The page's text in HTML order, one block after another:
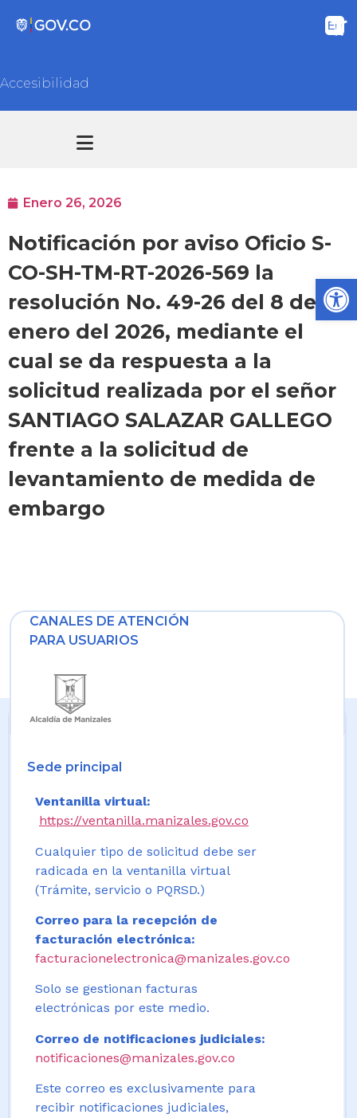
Accesibilidad
Enero 26, 2026
Notificación por aviso Oficio S-
CO-SH-TM-RT-2026-569 la
resolución No. 49-26 del 8 de
enero del 2026, mediante el
cual se da respuesta a la
solicitud realizada por el señor
SANTIAGO SALAZAR GALLEGO
frente a la solicitud de
levantamiento de medida de
embargo
CANALES DE ATENCIÓN
PARA USUARIOS
Sede principal
Ventanilla virtual:
https://ventanilla.manizales.gov.co
Cualquier tipo de solicitud debe ser
radicada en la ventanilla virtual
(Trámite, servicio o PQRSD.)
Correo para la recepción de
facturación electrónica:
facturacionelectronica@manizales.gov.co
Solo se gestionan facturas
electrónicas por este medio.
Correo de notificaciones judiciales:
notificaciones@manizales.gov.co
Este correo es exclusivamente para
recibir notificaciones judiciales,